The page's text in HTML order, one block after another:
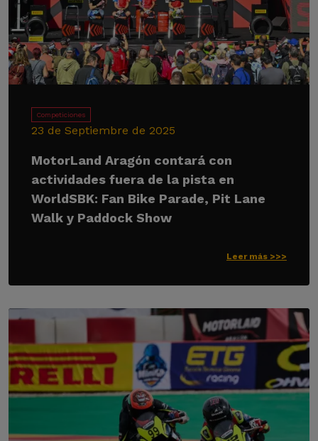
Competiciones
23 de Septiembre de 2025
MotorLand Aragón contará con
actividades fuera de la pista en
WorldSBK: Fan Bike Parade, Pit Lane
Walk y Paddock Show
Leer más >>>